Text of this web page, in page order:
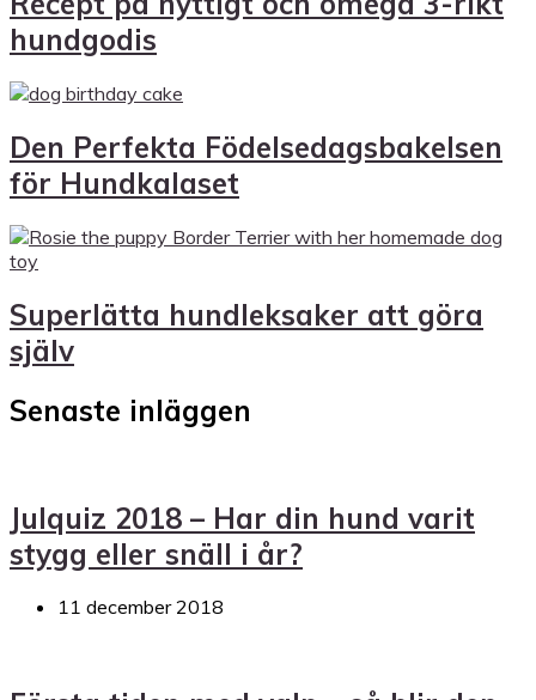
hundgodis
Den Perfekta Födelsedagsbakelsen
för Hundkalaset
Superlätta hundleksaker att göra
själv
Senaste inläggen
Julquiz 2018 – Har din hund varit
stygg eller snäll i år?
11 december 2018